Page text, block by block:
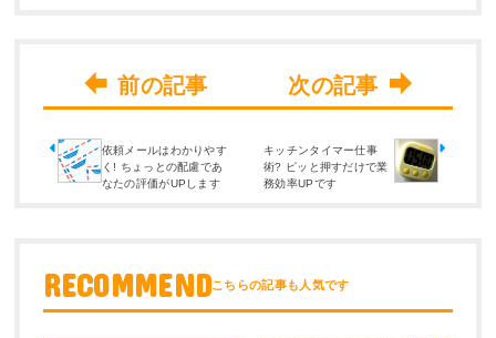
依頼メールはわかりやす
く! ちょっとの配慮であ
なたの評価がUPします
キッチンタイマー仕事
術? ピッと押すだけで業
務効率UPです
RECOMMEND